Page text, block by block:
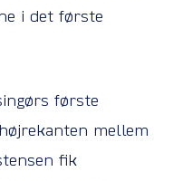
i det første
første
mellem
fik